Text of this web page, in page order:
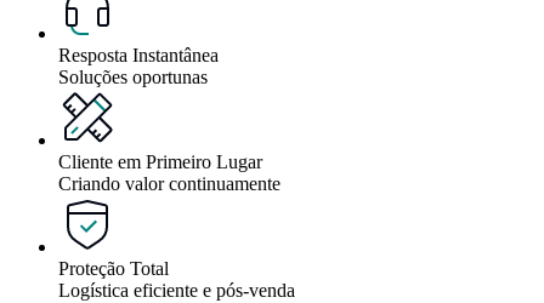
Resposta Instantânea
Soluções oportunas
Cliente em Primeiro Lugar
Criando valor continuamente
Proteção Total
Logística eficiente e pós-venda